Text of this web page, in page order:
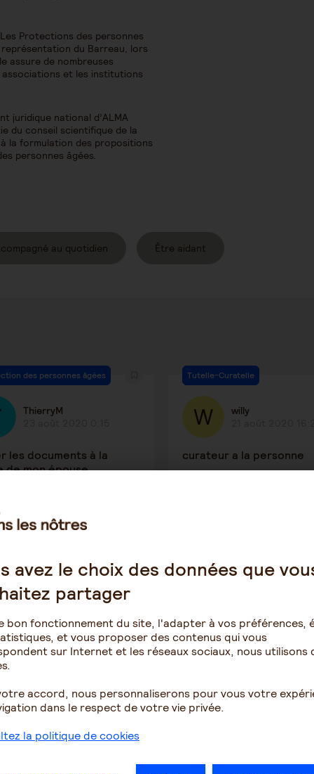
Protections des personnes
du Barreau, lors
assure de nombreuses
associations et les institutions
juridique national d’ALMA
du conseil scientifique de la
à la formulation des propositions
personnes âgées.
au quotidien Être aidant
des personnes âgées
ThierryM
les documents à la
de mon épouse
2584
Tutelle-Curatelle
willy
curateur a la personne
Nicolas66
9 août 2020 16:17
2172
aidant
2
… 42 43 44
avez le choix des données que
partager
bon fonctionnement du site, l'adapter à vos préférences,
et vous proposer des contenus qui vous
sur Internet et les réseaux sociaux, nous utilisons
accord, nous personnaliserons pour vous votre
dans le respect de votre vie privée.
la politique de cookies